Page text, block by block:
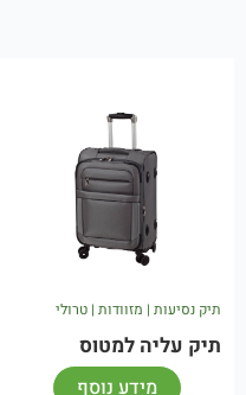
תיק נסיעות | מזוודות | טרולי
תיק עליה למטוס
מידע נוסף